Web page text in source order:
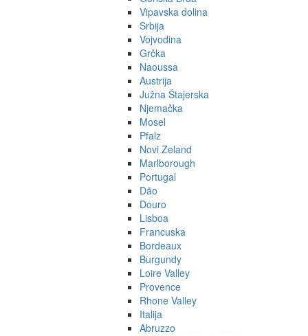
Vipavska dolina
Srbija
Vojvodina
Grčka
Naoussa
Austrija
Južna Štajerska
Njemačka
Mosel
Pfalz
Novi Zeland
Marlborough
Portugal
Dão
Douro
Lisboa
Francuska
Bordeaux
Burgundy
Loire Valley
Provence
Rhone Valley
Italija
Abruzzo